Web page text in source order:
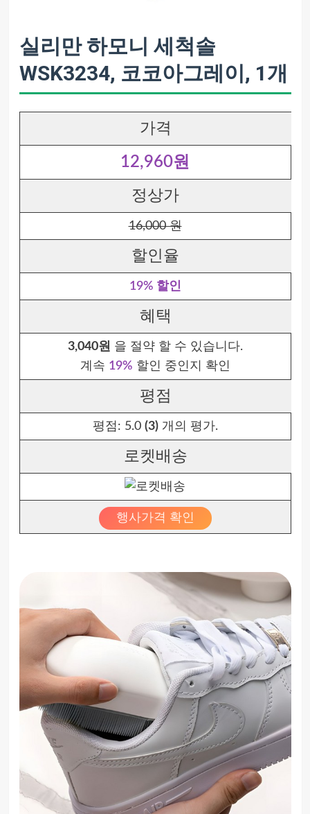
실리만 하모니 세척솔
WSK3234, 코코아그레이, 1개
가격
12,960원
정상가
16,000 원
할인율
19% 할인
혜택
3,040원 을 절약 할 수 있습니다.
계속 19% 할인 중인지 확인
평점
평점: 5.0 (3)개의 평가.
로켓배송
행사가격 확인